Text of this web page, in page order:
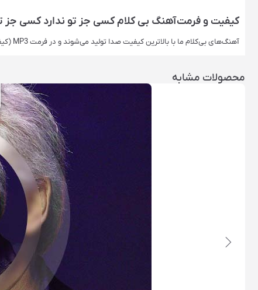
کیفیت و فرمت آهنگ بی کلام کسی جز تو ندارد کسی جز تو
آهنگ‌های بی‌کلام ما با بالاترین کیفیت صدا تولید می‌شوند و در فرمت‌ MP3 (کیفیت اصلی) ارائه می‌شوند. این فرمت‌ها برای استفاده حرفه‌ای ایده‌آل هستند.
محصولات مشابه